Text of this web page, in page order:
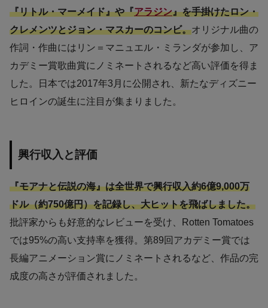
『リトル・マーメイド』や『アラジン』を手掛けたロン・
クレメンツとジョン・マスカーのコンビ。オリジナル曲の
作詞・作曲にはリン＝マニュエル・ミランダが参加し、ア
カデミー賞歌曲賞にノミネートされるなど高い評価を得ま
した。日本では2017年3月に公開され、新たなディズニー
ヒロインの誕生に注目が集まりました。
興行収入と評価
『モアナと伝説の海』は全世界で興行収入約6億9,000万
ドル（約750億円）を記録し、大ヒットを飛ばしました。
批評家からも好意的なレビューを受け、Rotten Tomatoes
では95%の高い支持率を獲得。第89回アカデミー賞では
長編アニメーション賞にノミネートされるなど、作品の完
成度の高さが評価されました。